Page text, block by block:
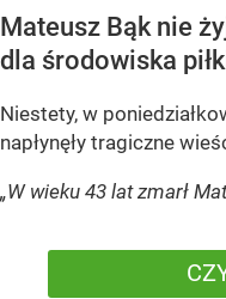
Mateusz Bąk nie
dla środowiska
Niestety, w
napłynęły tragiczne
„W wieku 43 lat zmarł